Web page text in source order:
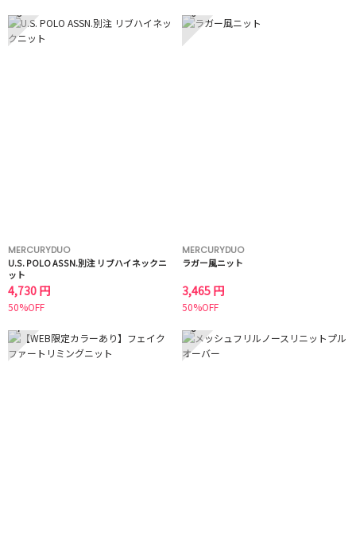
5
MERCURYDUO
U.S. POLO ASSN.別注 リブハイネックニ
ット
4,730 円
50%OFF
6
MERCURYDUO
ラガー風ニット
3,465 円
50%OFF
7 8